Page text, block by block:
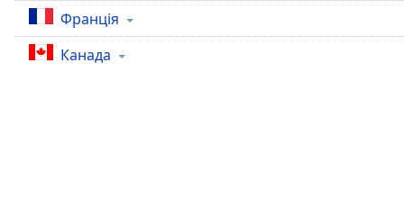
subtitles
settings,
Франція
Канада